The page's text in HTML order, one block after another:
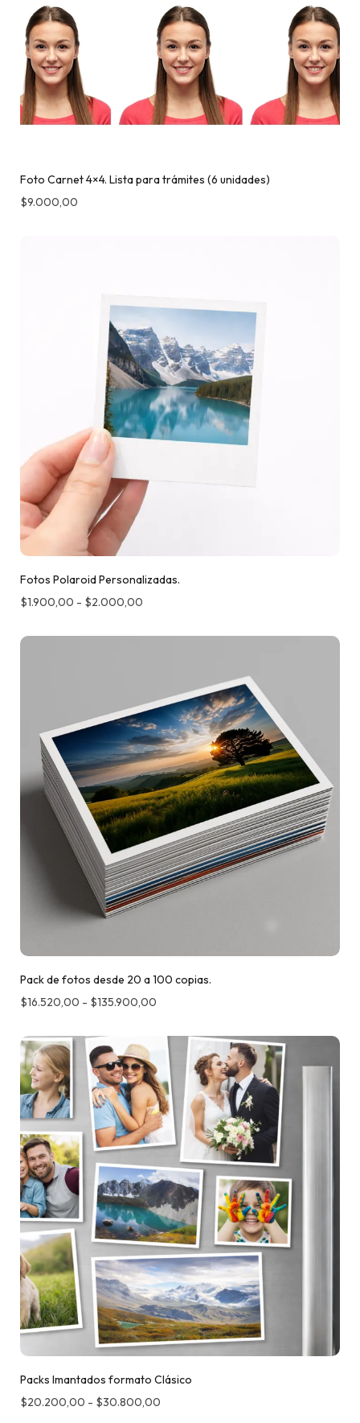
Foto Carnet 4×4. Lista para trámites (6 unidades)
$9.000,00
Fotos Polaroid Personalizadas.
$1.900,00 - $2.000,00
Pack de fotos desde 20 a 100 copias.
$16.520,00 - $135.900,00
Packs Imantados formato Clásico
$20.200,00 - $30.800,00